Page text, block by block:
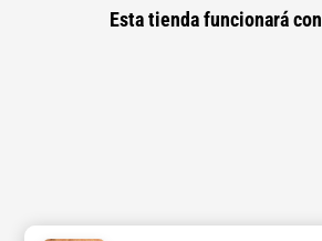
Esta tienda funcionará con